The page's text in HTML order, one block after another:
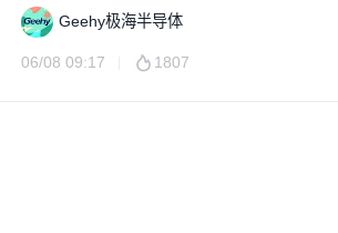
Geehy极海半导体
06/08 09:17 1807